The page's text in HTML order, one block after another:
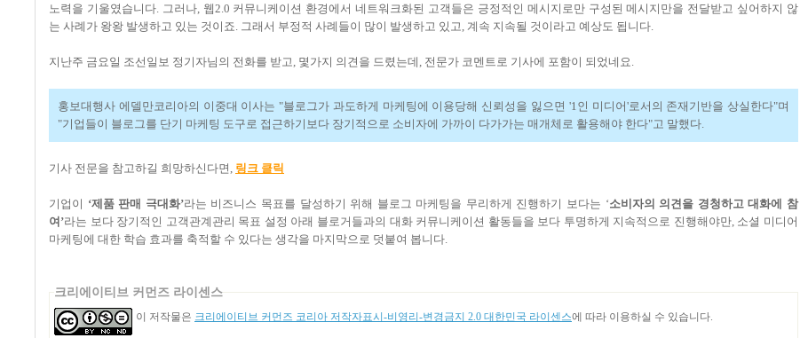
노력을 기울였습니다. 그러나, 웹2.0 커뮤니케이션 환경에서 네트워크화된 고객들은 긍정적인 메시지로만 구성된 메시지만을 전달받고 싶어하지 않
는 사례가 왕왕 발생하고 있는 것이죠. 그래서 부정적 사례들이 많이 발생하고 있고, 계속 지속될 것이라고 예상도 됩니다.
지난주 금요일 조선일보 정기자님의 전화를 받고, 몇가지 의견을 드렸는데 , 전문가 코멘트로 기사에 포함이 되었네요.
홍보대행사 에델만코리아의 이중대 이사는 "블로그가 과도하게 마케팅에 이용당해 신뢰성을 잃으면 '1인 미디어'로서의 존재기반을 상실한다"며
"기업들이 블로그를 단기 마케팅 도구로 접근하기보다 장기적으로 소비자에 가까이 다가가는 매개체로 활용해야 한다"고 말했다.
기사 전문을 참고하길 희망하신다면 , 링크 클릭
기업이 ‘제품 판매 극대화’라는 비즈니스 목표를 달성하기 위해 블로그 마케팅을 무리하게 진행하기 보다는 ‘소비자의 의견을 경청하고 대화에 참
여 ’라는 보다 장기적인 고객관계관리 목표 설정 아래 블로거들과의 대화 커뮤니케이션 활동들을 보다 투명하게 지속적으로 진행해야만, 소셜 미디어
마케팅에 대한 학습 효과를 축적할 수 있다는 생각을 마지막으로 덧붙여 봅니다.
크리에이티브 커먼즈 라이센스
이 저작물은 크리에이티브 커먼즈 코리아 저작자표시-비영리-변경금지 2.0 대한민국 라이센스에 따라 이용하실 수 있습니다.